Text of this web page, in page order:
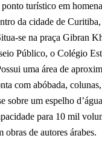
turístico em
da cidade de
se na praça Gibran
Público, o Colégio
uma área de
com abóbada,
sobre um espelho
para 10 mil
obras de autores árabes.